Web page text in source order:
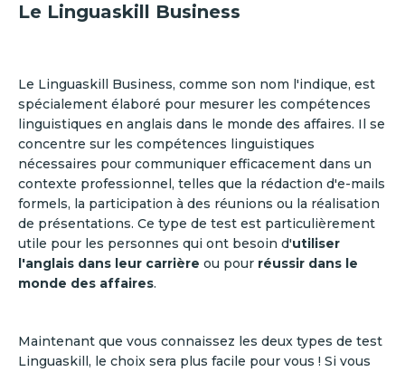
Le Linguaskill Business
Le Linguaskill Business, comme son nom l'indique, est
spécialement élaboré pour mesurer les compétences
linguistiques en anglais dans le monde des affaires. Il se
concentre sur les compétences linguistiques
nécessaires pour communiquer efficacement dans un
contexte professionnel, telles que la rédaction d'e-mails
formels, la participation à des réunions ou la réalisation
de présentations. Ce type de test est particulièrement
utile pour les personnes qui ont besoin d'utiliser
l'anglais dans leur carrière ou pour réussir dans le
monde des affaires.
Maintenant que vous connaissez les deux types de test
Linguaskill, le choix sera plus facile pour vous ! Si vous